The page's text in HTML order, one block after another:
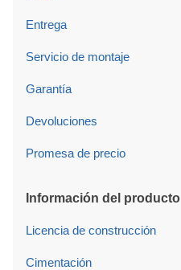
Entrega
Servicio de montaje
Garantía
Devoluciones
Promesa de precio
Información del producto
Licencia de construcción
Cimentación